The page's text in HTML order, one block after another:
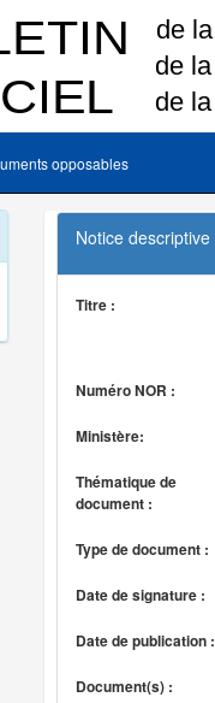
opposables
Notice descriptive
Titre :
Numéro NOR :
Ministère:
Thématique de
document :
Type de document :
Date de signature :
Date de publication :
Document(s) :